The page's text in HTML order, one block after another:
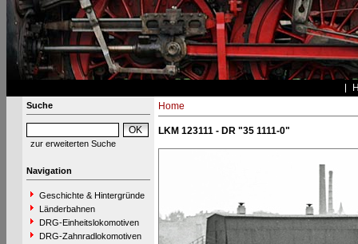
Suche
zur erweiterten Suche
Navigation
Geschichte & Hintergründe
Länderbahnen
DRG-Einheitslokomotiven
DRG-Zahnradlokomotiven
Home
LKM 123111 - DR "35 1111-0"